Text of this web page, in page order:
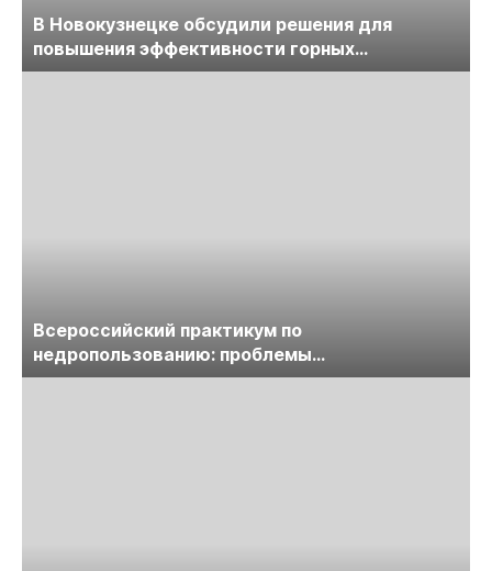
В Новокузнецке обсудили решения для
повышения эффективности горных
предприятий
Всероссийский практикум по
недропользованию: проблемы
лицензирования, цифровизации, экспертизы